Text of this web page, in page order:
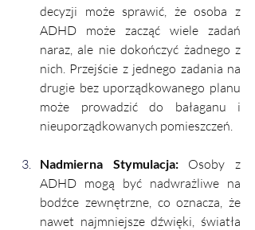
decyzji może sprawić, że osoba z
ADHD może zacząć wiele zadań
naraz, ale nie dokończyć żadnego z
nich. Przejście z jednego zadania na
drugie bez uporządkowanego planu
może prowadzić do bałaganu i
nieuporządkowanych pomieszczeń.
Nadmierna Stymulacja: Osoby z
ADHD mogą być nadwrażliwe na
bodźce zewnętrzne, co oznacza, że
nawet najmniejsze dźwięki, światła